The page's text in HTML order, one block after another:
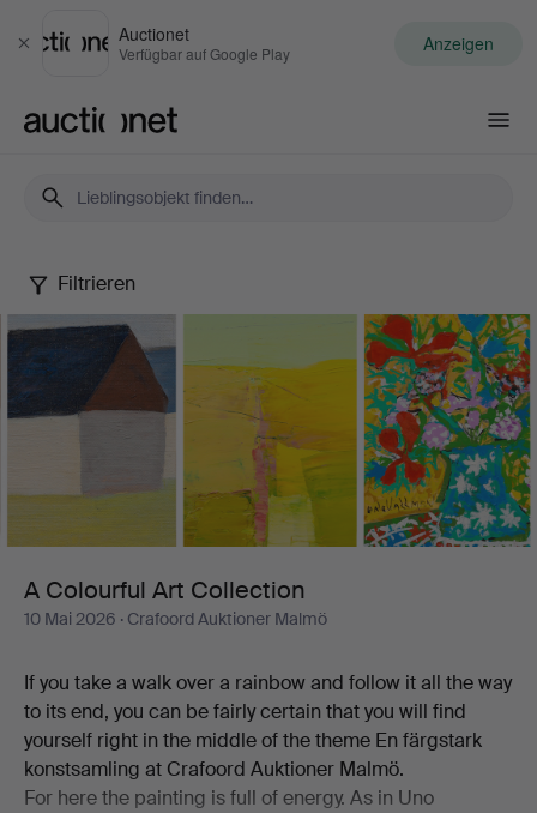
Schließen
Auctionet
Verfügbar auf Google Play Anzeigen
Colourful
Art
Collection
Filtrieren
A Colourful Art Collection
10 Mai 2026 · Crafoord Auktioner Malmö
If you take a walk over a rainbow and follow it all the way
to its end, you can be fairly certain that you will find
yourself right in the middle of the theme En färgstark
konstsamling at Crafoord Auktioner Malmö.
For here the painting is full of energy. As in Uno